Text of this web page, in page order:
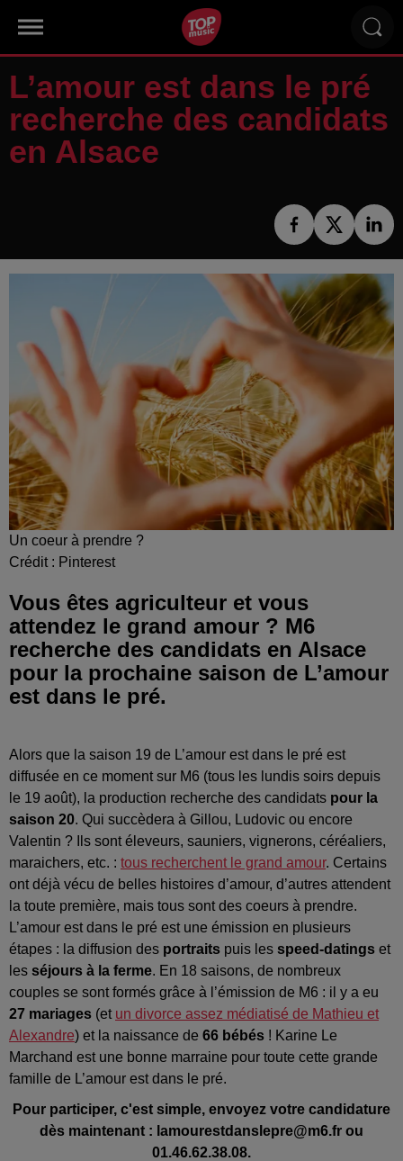
L’amour est dans le pré
recherche des candidats
en Alsace
Un coeur à prendre ?
Crédit : Pinterest
Vous êtes agriculteur et vous
attendez le grand amour ? M6
recherche des candidats en Alsace
pour la prochaine saison de L’amour
est dans le pré.
Alors que la saison 19 de L’amour est dans le pré est
diffusée en ce moment sur M6 (tous les lundis soirs depuis
le 19 août), la production recherche des candidats pour la
saison 20. Qui succèdera à Gillou, Ludovic ou encore
Valentin ? Ils sont éleveurs, sauniers, vignerons, céréaliers,
maraichers, etc. : tous recherchent le grand amour. Certains
ont déjà vécu de belles histoires d’amour, d’autres attendent
la toute première, mais tous sont des coeurs à prendre.
L’amour est dans le pré est une émission en plusieurs
étapes : la diffusion des portraits puis les speed-datings et
les séjours à la ferme. En 18 saisons, de nombreux
couples se sont formés grâce à l’émission de M6 : il y a eu
27 mariages (et un divorce assez médiatisé de Mathieu et
Alexandre) et la naissance de 66 bébés ! Karine Le
Marchand est une bonne marraine pour toute cette grande
famille de L’amour est dans le pré.
Pour participer, c'est simple, envoyez votre candidature
dès maintenant : lamourestdanslepre@m6.fr ou
01.46.62.38.08.